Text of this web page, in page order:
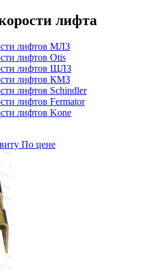
лифта
лифтов МЛЗ
лифтов Otis
лифтов ЩЛЗ
лифтов КМЗ
лифтов Schindler
лифтов Fermator
лифтов Kone
По цене